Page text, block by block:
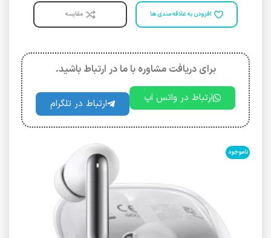
افزودن به علاقه مندی ها مقایسه
برای دریافت مشاوره با ما در ارتباط باشید.
ارتباط در واتس اپ ارتباط در تلگرام
ناموجود